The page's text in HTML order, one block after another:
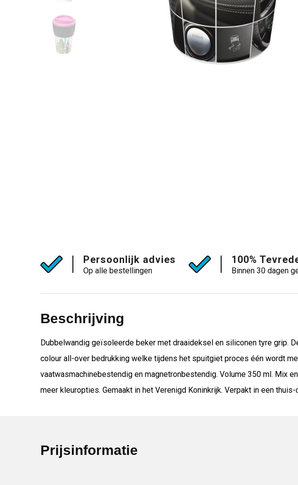
Persoonlijk advies
Op alle bestellingen
100%
Binnen 30 dagen
Beschrijving
Dubbelwandig geïsoleerde beker met draaideksel en siliconen tyre grip.
colour all-over bedrukking welke tijdens het spuitgiet proces één wordt
vaatwasmachinebestendig en magnetronbestendig. Volume 350 ml. Mix
meer kleuropties. Gemaakt in het Verenigd Koninkrijk. Verpakt in een
Prijsinformatie